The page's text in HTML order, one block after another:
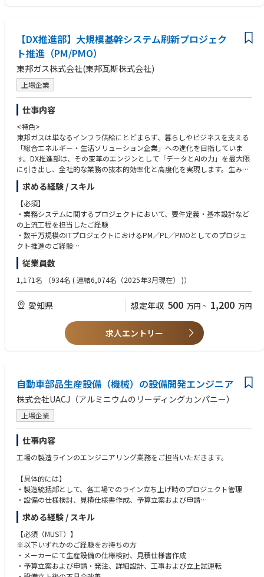
<職場イメージ>
・グループはシステム開発とBPR改革の2つのグループで構成していま
す。キャリア入社者も活躍しており、多様なバックグラウンドを持つメン
バーと協働できる環境です。
<魅力>
・自分が企画・ファシリテートした施策が、全社の生産性を向上させ、組
織の文化として定着していくプロセスを実感できるのは、このポジション
ならではの醍醐味です。
・DX推進部という中心地から全社を俯瞰し、BPRの旗振り役としてプロジ
ェクトを牽引します。単一の部門に閉じない「全社横断の難課題」に挑む
ため、部分最適の改善ではなく、常に経営を俯瞰した本質的な施策の検
討・推進に携わることができます。この経験を通じて、ビジネスパーソン
としての広い視野、高い視座、そして経営に近い感覚をリアルに身につけ
ることが可能です。
・各部門がそれぞれの持ち場・立場で抱えるリアルな課題や、未来に向け
た事業戦略に触れることができる環境です。社内における人脈が形成され
るだけでなく、エネルギービジネスについても広く理解することができま
す。
<参考URL>
・東邦ガスDX戦略
https://www.tohogas.co.jp/corporate/approach/pdf/dx.pdf
・プレスリリース：AI音声認識システム「ナミセンス」の導入事例
https://www.tohogas.co.jp/corporate-n/press/1255023_1342.html
【DX推進部】大規模基幹システム刷新プロジェク
ト推進（PM/PMO）
東邦ガス株式会社(東邦瓦斯株式会社)
上場企業
仕事内容
<特色>
東邦ガスは単なるインフラ供給にとどまらず、暮らしやビジネスを支える
「総合エネルギー・生活ソリューション企業」への進化を目指していま
す。DX推進部は、その変革のエンジンとして「データとAIの力」を最大限
に引き出し、全社的な業務の抜本的効率化と高度化を実現します。生み出
した余力や新たな知見を、お客さまへの新しいサービス価値や、持続可能
な脱炭素社会の実現（カーボンニュートラル推進）へと還元し、東海エリ
アを中心とした地域社会全体のアップデートに貢献します。
<業務内容>
東邦ガスグループのDX推進を支えるプロジェクトマネージャー／PMOと
して、全社規模のシステム刷新プロジェクトの企画・推進を担っていただ
領域において、基幹システムや業務システムの導入・刷新プロジェクトを
推進します。システム導入だけでなく、業務部門と連携しながら業務プロ
セス改革や将来構想の検討など、超上流工程からプロジェクトをリードい
・基幹システム・業務システム刷新プロジェクトにおけるPMO業務（進
捗・品質・コスト管理、課題対応）
・既存システムの維持運用、改修計画、ライセンス更新等の管理
・クラウド移行や基幹システム刷新などの大規模プロジェクト推進
・ITガバナンス強化およびプロジェクト管理プロセスの高度化
<職場イメージ>
・グループはシステム開発とBPR改革の2つのグループで構成していま
す。キャリア入社者も活躍しており、多様なバックグラウンドを持つメン
バーと協働できる環境です。
<魅力>
■全社規模の変革プロジェクトを推進できる
数千万円から数億円規模に及ぶシステム刷新プロジェクトにおいて、企
画・構想段階から参画し、全社変革をリードできます。
■超上流工程から携われる
システム導入だけでなく、「どのような業務プロセスを実現するべきか」
という構想策定から関与します。ITを活用した業務変革の本質に挑戦でき
るポジションです。
求める経験 / スキル
【必須】
・業務システムに関するプロジェクトにおいて、要件定義・基本設計など
の上流工程を担当したご経験
・数千万規模のITプロジェクトにおけるPM／PL／PMOとしてのプロジェ
クト推進のご経験
・システム導入・刷新プロジェクトにおけるベンダーマネジメントのご経
験
・業務改革や業務改善を伴うプロジェクトの推進のご経験
【歓迎】
・基幹システムやERPなど大規模システムの導入・刷新プロジェクトのご
・数千万円～数億円規模のシステム開発・導入プロジェクトにおけるPM
／PMOのご経験
・複数部門を巻き込んだ全社横断プロジェクトの推進のご経験
従業員数
1,171名 （934名 ( 連結6,074名（2025年3月現在） )）
愛知県 想定年収 500 万円 ~ 1,200 万円
求人エントリー
自動車部品生産設備（機械）の設備開発エンジニア
株式会社UACJ（アルミニウムのリーディングカンパニー）
上場企業
仕事内容
工場の製造ラインのエンジニアリング業務をご担当いただきます。
【具体的には】
・製造統括部として、各工場でのライン立ち上げ時のプロジェクト管理
・設備の仕様検討、見積仕様書作成、予算立案および申請
・設備の詳細検討、全体工程管理、工事計画立案および立上試運転
・設備の立上後の不具合や課題改善、保全管理業務
入社後は広島拠点のプロジェクトに携わっていただきます。
出張期間：数日～最大1か月程度
※機械メインですが、土建およびユーティリティにも対応可能であること
が望ましいです。
求める経験 / スキル
【必須（MUST）】
※以下いずれかのご経験をお持ちの方
・メーカーにて生産設備の仕様検討、見積仕様書作成
・予算立案および申請・発注、詳細設計、工事および立上試運転